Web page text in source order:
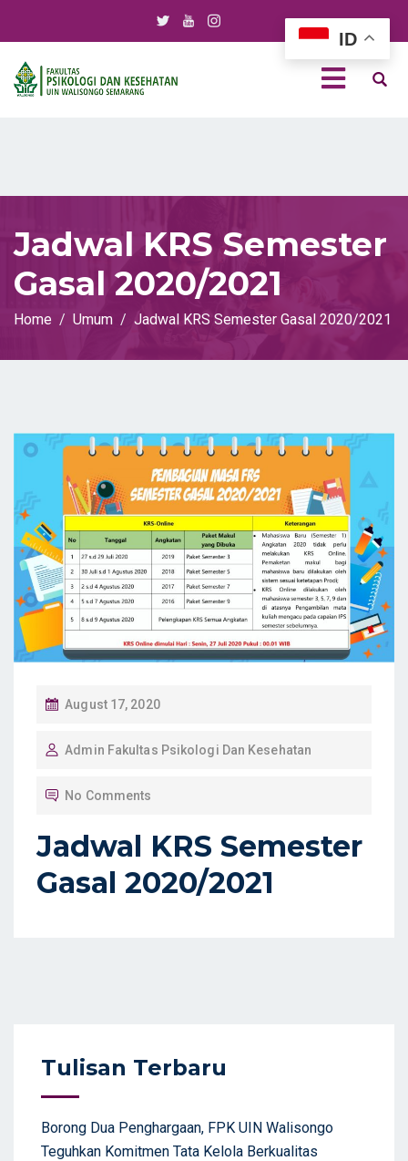
Jadwal KRS Semester
Gasal 2020/2021
Home Umum Jadwal KRS Semester Gasal 2020/2021
P
S
O
N
August 17, 2020
Admin Fakultas Psikologi Dan Kesehatan
No Comments
Jadwal KRS Semester
Gasal 2020/2021
Tulisan Terbaru
Borong Dua Penghargaan, FPK UIN Walisongo
Teguhkan Komitmen Tata Kelola Berkualitas
ID